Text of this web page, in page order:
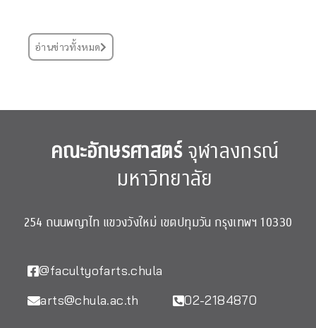
อ่านข่าวทั้งหมด
คณะอักษรศาสตร์จุฬาลงกรณ์
มหาวิทยาลัย
254 ถนนพญาไท แขวงวังใหม่ เขตปทุมวัน กรุงเทพฯ 10330
@facultyofarts.chula
arts@chula.ac.th
02-2184870